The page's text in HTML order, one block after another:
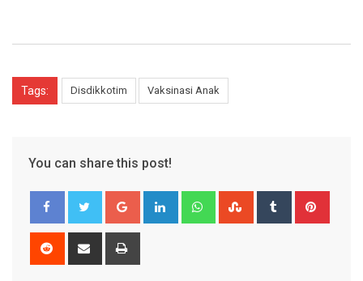
Tags: Disdikkotim Vaksinasi Anak
You can share this post!
Google+ LinkedIn WhatsappStumbleUpon
Tumblr
Reddit
Share